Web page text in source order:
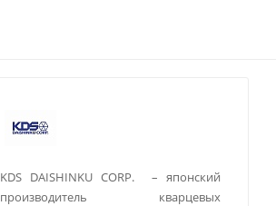
KDS DAISHINKU CORP. – японский
производитель кварцевых